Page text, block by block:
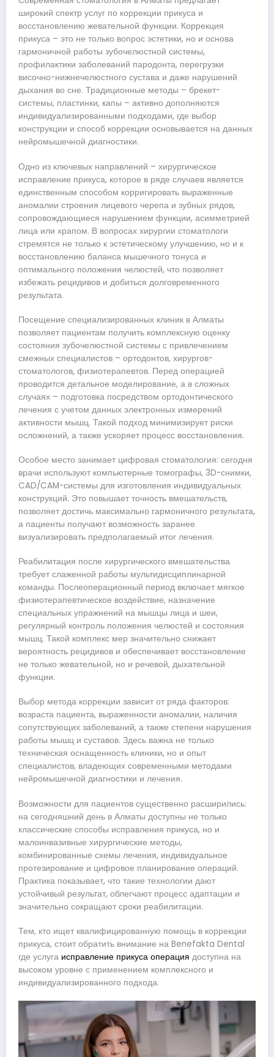
широкий спектр услуг по коррекции прикуса и
восстановлению жевательной функции. Коррекция
прикуса – это не только вопрос эстетики, но и основа
гармоничной работы зубочелюстной системы,
профилактики заболеваний пародонта, перегрузки
височно-нижнечелюстного сустава и даже нарушений
дыхания во сне. Традиционные методы – брекет-
системы, пластинки, капы – активно дополняются
индивидуализированными подходами, где выбор
конструкции и способ коррекции основывается на данных
нейромышечной диагностики.
Одно из ключевых направлений – хирургическое
исправление прикуса, которое в ряде случаев является
единственным способом корригировать выраженные
аномалии строения лицевого черепа и зубных рядов,
сопровождающиеся нарушением функции, асимметрией
лица или храпом. В вопросах хирургии стоматологи
стремятся не только к эстетическому улучшению, но и к
восстановлению баланса мышечного тонуса и
оптимального положения челюстей, что позволяет
избежать рецидивов и добиться долговременного
результата.
Посещение специализированных клиник в Алматы
позволяет пациентам получить комплексную оценку
состояния зубочелюстной системы с привлечением
смежных специалистов – ортодонтов, хирургов-
стоматологов, физиотерапевтов. Перед операцией
проводится детальное моделирование, а в сложных
случаях – подготовка посредством ортодонтического
лечения с учетом данных электронных измерений
активности мышц. Такой подход минимизирует риски
осложнений, а также ускоряет процесс восстановления.
Особое место занимает цифровая стоматология: сегодня
врачи используют компьютерные томографы, 3D-снимки,
CAD/CAM-системы для изготовления индивидуальных
конструкций. Это повышает точность вмешательств,
позволяет достичь максимально гармоничного результата,
а пациенты получают возможность заранее
визуализировать предполагаемый итог лечения.
Реабилитация после хирургического вмешательства
требует слаженной работы мультидисциплинарной
команды. Послеоперационный период включает мягкое
физиотерапевтическое воздействие, назначение
специальных упражнений на мышцы лица и шеи,
регулярный контроль положения челюстей и состояния
мышц. Такой комплекс мер значительно снижает
вероятность рецидивов и обеспечивает восстановление
не только жевательной, но и речевой, дыхательной
функции.
Выбор метода коррекции зависит от ряда факторов:
возраста пациента, выраженности аномалии, наличия
сопутствующих заболеваний, а также степени нарушения
работы мышц и суставов. Здесь важна не только
техническая оснащенность клиники, но и опыт
специалистов, владеющих современными методами
нейромышечной диагностики и лечения.
Возможности для пациентов существенно расширились:
на сегодняшний день в Алматы доступны не только
классические способы исправления прикуса, но и
малоинвазивные хирургические методы,
комбинированные схемы лечения, индивидуальное
протезирование и цифровое планирование операций.
Практика показывает, что такие технологии дают
устойчивый результат, облегчают процесс адаптации и
значительно сокращают сроки реабилитации.
Тем, кто ищет квалифицированную помощь в коррекции
прикуса, стоит обратить внимание на Benefakta Dental
где услуга исправление прикуса операция доступна на
высоком уровне с применением комплексного и
индивидуализированного подхода.